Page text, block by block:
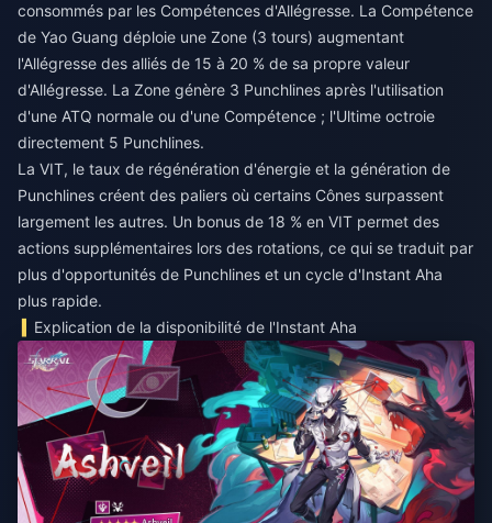
consommés par les Compétences d'Allégresse. La Compétence
de Yao Guang déploie une Zone (3 tours) augmentant
l'Allégresse des alliés de 15 à 20 % de sa propre valeur
d'Allégresse. La Zone génère 3 Punchlines après l'utilisation
d'une ATQ normale ou d'une Compétence ; l'Ultime octroie
directement 5 Punchlines.
La VIT, le taux de régénération d'énergie et la génération de
Punchlines créent des paliers où certains Cônes surpassent
largement les autres. Un bonus de 18 % en VIT permet des
actions supplémentaires lors des rotations, ce qui se traduit par
plus d'opportunités de Punchlines et un cycle d'Instant Aha
plus rapide.
Explication de la disponibilité de l'Instant Aha